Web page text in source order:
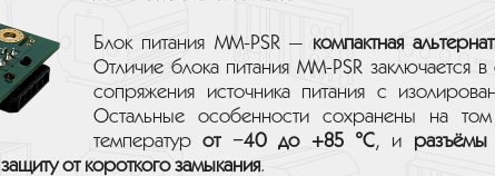
Блок питания MM-PSR — компактная
Отличие блока питания MM-PSR заключается
сопряжения источника питания с
Остальные особенности сохранены на
температурот −40 до +85 °C, и разъёмы
защиту от короткого замыкания.